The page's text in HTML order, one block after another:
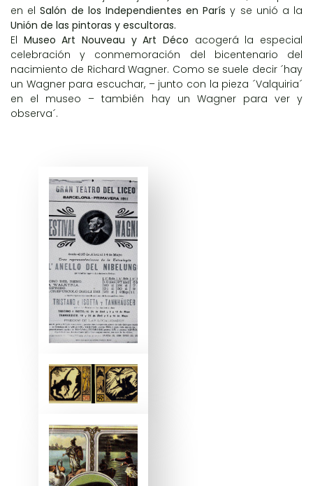
en elSalón de los Independientes en París y se unió a la
Unión de las pintoras y escultoras.
El Museo Art Nouveau y Art Déco acogerá la especial
celebración y conmemoración del bicentenario del
nacimiento de Richard Wagner. Como se suele decir ´hay
un Wagner para escuchar, – junto con la pieza ´Valquiria´
en el museo – también hay un Wagner para ver y
observa´.